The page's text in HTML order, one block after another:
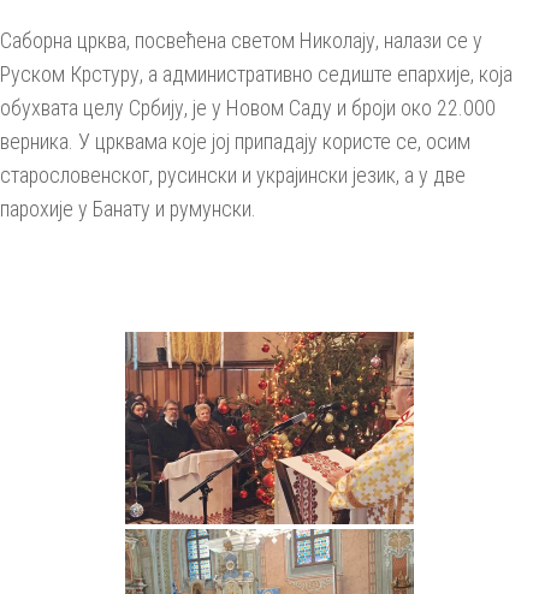
Саборна црква, посвећена светом Николају, налази се у
Руском Крстуру, а административно седиште епархије, која
обухвата целу Србију, је у Новом Саду и броји око 22.000
верника. У црквама које јој припадају користе се, осим
старословенског, русински и украјински језик, а у две
парохије у Банату и румунски.